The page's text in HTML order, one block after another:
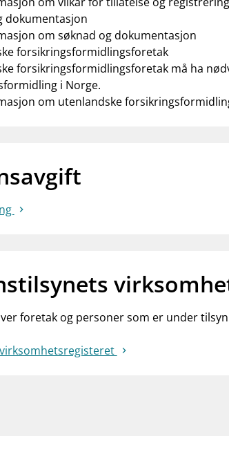
dokumentasjon
om søknad og dokumentasjon
forsikringsformidlingsforetak
forsikringsformidlingsforetak må ha
i Norge.
om utenlandske
foretak og personer som er under